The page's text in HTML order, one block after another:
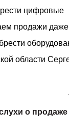
цифровые
продажи
области
о продаже